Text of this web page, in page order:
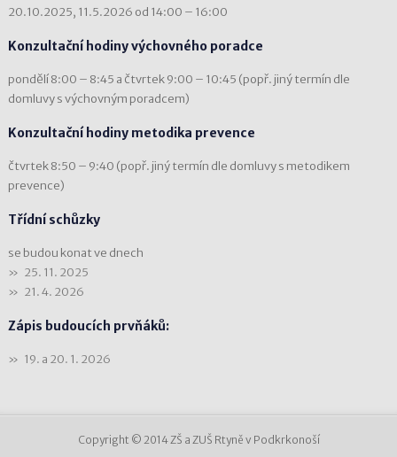
20.10.2025, 11.5.2026 od 14:00 – 16:00
Konzultační hodiny výchovného poradce
pondělí 8:00 – 8:45 a čtvrtek 9:00 – 10:45 (popř. jiný termín dle
domluvy s výchovným poradcem)
Konzultační hodiny metodika prevence
čtvrtek 8:50 – 9:40 (popř. jiný termín dle domluvy s metodikem
prevence)
Třídní schůzky
se budou konat ve dnech
25. 11. 2025
21. 4. 2026
Zápis budoucích prvňáků:
19. a 20. 1. 2026
Copyright © 2014 ZŠ a ZUŠ Rtyně v Podkrkonoší